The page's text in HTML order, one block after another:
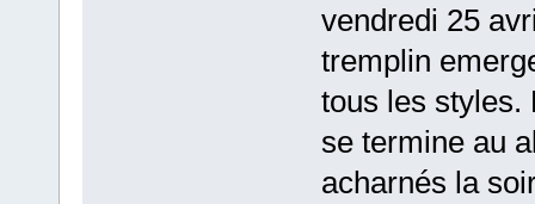
vendredi 25
tremplin
tous les styles.
se termine au
acharnés la